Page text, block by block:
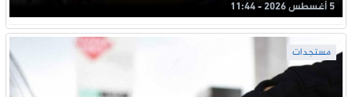
5 أغسطس 2026 - 11:44
مستجدات